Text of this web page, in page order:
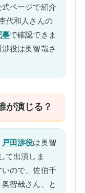
ページで紹介
代和人さんの
事で確認できま
役は奥智哉さ
が演じる？
戸田渉役は奥智
て出演しま
ので、佐伯千
智哉さん、と